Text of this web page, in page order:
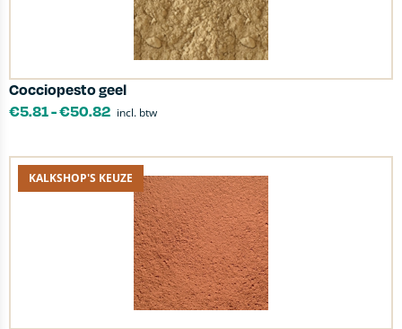
Cocciopesto geel
€5.81-€50.82 incl. btw
KALKSHOP'S KEUZE